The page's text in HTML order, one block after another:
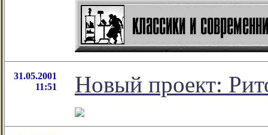
31.05.2001
11:51
Новый проект: